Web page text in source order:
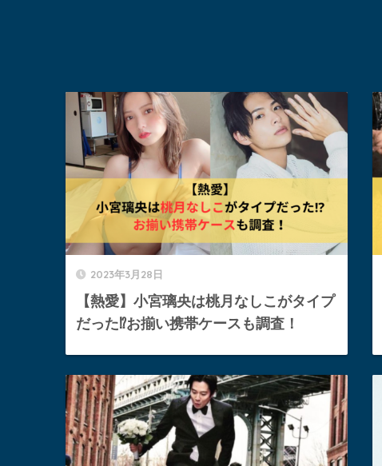
2023年3月28日
【熱愛】小宮璃央は桃月なしこがタイプ
だった⁉︎お揃い携帯ケースも調査！